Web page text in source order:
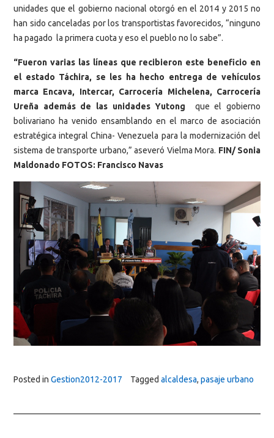
unidades que el gobierno nacional otorgó en el 2014 y 2015 no
han sido canceladas por los transportistas favorecidos, “ninguno
ha pagado la primera cuota y eso el pueblo no lo sabe”.
“Fueron varias las líneas que recibieron este beneficio en
el estado Táchira, se les ha hecho entrega de vehículos
marca Encava, Intercar, Carrocería Michelena, Carrocería
Ureña además de las unidades Yutong que el gobierno
bolivariano ha venido ensamblando en el marco de asociación
estratégica integral China- Venezuela para la modernización del
sistema de transporte urbano,” aseveró Vielma Mora. FIN/ Sonia
Maldonado FOTOS: Francisco Navas
Posted in Gestion2012-2017 Tagged alcaldesa, pasaje urbano